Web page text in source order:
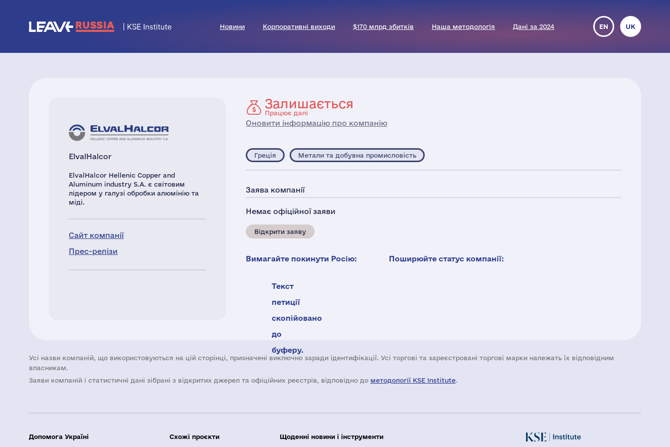
Новини Корпоративні виходи $170 млрд збитків Наша методологія Дані за 2024 EN UK
ElvalHalcor
ElvalHalcor Hellenic Copper and
Aluminum industry S.A. є світовим
лідером у галузі обробки алюмінію та
міді.
Сайт компанії
Прес-релізи
Залишається
Працює далі
Оновити інформацію про компанію
Греція Метали та добувна промисловість
Заява компанії
Немає офіційної заяви
Відкрити заяву
Вимагайте покинути Росію:
Текст
петиції
скопійовано
до
буферу.
Поширюйте статус компанії:
Усі назви компаній, що використовуються на цій сторінці, призначені виключно заради ідентифікації. Усі торгові та зареєстровані торгові марки належать їх відповідним
власникам.
Заяви компаній i статистичні дані зібрані з відкритих джерел та офіційних реєстрів, відповідно до методології KSE Institute.
Допомога Україні
Схожі проєкти
Щоденні новини і інструменти